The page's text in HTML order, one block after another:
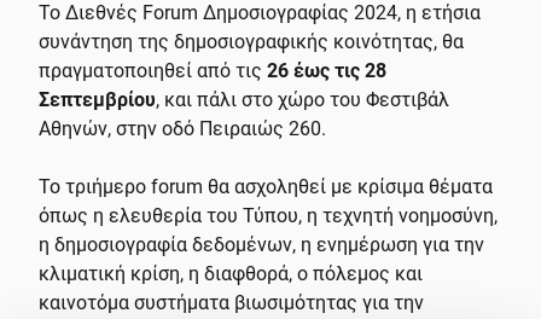
Το Διεθνές Forum Δημοσιογραφίας 2024, η ετήσια
συνάντηση της δημοσιογραφικής κοινότητας, θα
πραγματοποιηθεί από τις 26 έως τις 28
Σεπτεμβρίου, και πάλι στο χώρο του Φεστιβάλ
Αθηνών, στην οδό Πειραιώς 260.
Το τριήμερο forum θα ασχοληθεί με κρίσιμα θέματα
όπως η ελευθερία του Τύπου, η τεχνητή νοημοσύνη,
η δημοσιογραφία δεδομένων, η ενημέρωση για την
κλιματική κρίση, η διαφθορά, ο πόλεμος και
καινοτόμα συστήματα βιωσιμότητας για την